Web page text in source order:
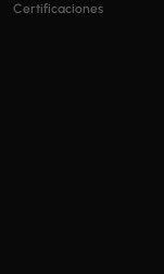
Certificaciones